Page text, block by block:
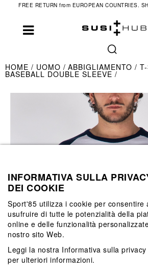
FREE RETURN from EUROPEAN COUNTRIES.
HOME UOMO ABBIGLIAMENTO
BASEBALL DOUBLE SLEEVE
INFORMATIVA SULLA
DEI COOKIE
Sport'85 utilizza i cookie per consentire
usufruire di tutte le potenzialità della
online e delle funzionalità
nostro sito Web.
Leggi la nostra Informativa sulla
per ulteriori informazioni.